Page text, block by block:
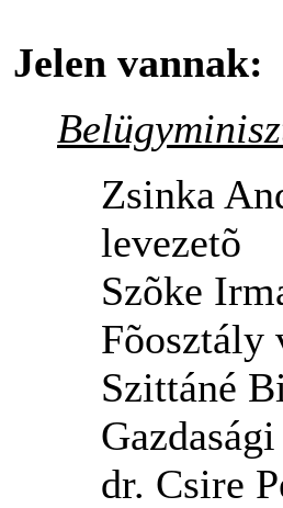
Jelen vannak:
Zsinka
levezetõ
Szõke
Fõosztály
Szittáné
dr. Csire